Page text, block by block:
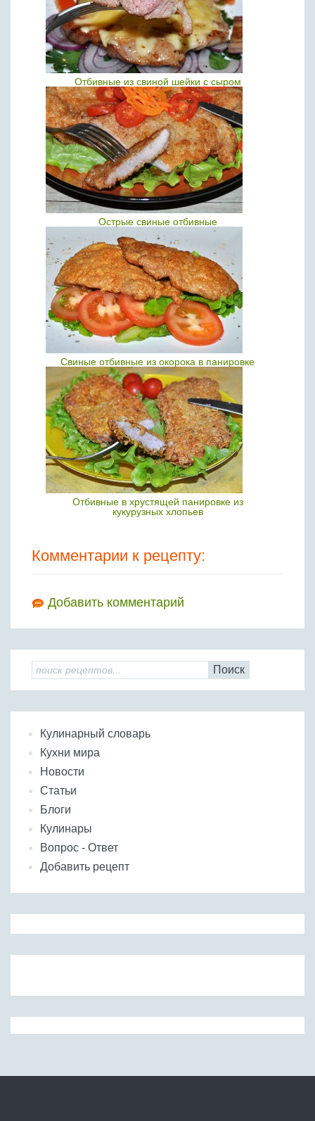
Отбивные из свиной шейки с сыром
Острые свиные отбивные
Свиные отбивные из окорока в панировке
Отбивные в хрустящей панировке из
кукурузных хлопьев
Комментарии к рецепту:
Добавить комментарий
Поиск
Кулинарный словарь
Кухни мира
Новости
Статьи
Блоги
Кулинары
Вопрос - Ответ
Добавить рецепт